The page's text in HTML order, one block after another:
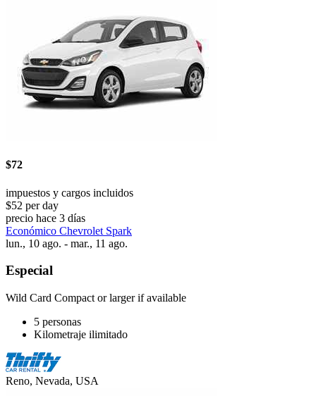
$72
impuestos y cargos incluidos
$52 per day
precio hace 3 días
Económico Chevrolet Spark
lun., 10 ago. - mar., 11 ago.
Especial
Wild Card Compact or larger if available
5 personas
Kilometraje ilimitado
Reno, Nevada, USA